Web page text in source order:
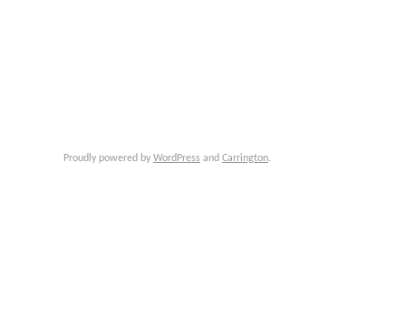
Proudly powered by WordPress and Carrington.